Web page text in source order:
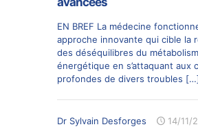
EN BREF La médecine
approche innovante qui cible la
des déséquilibres du
énergétique en s’attaquant aux
profondes de divers troubles
Dr Sylvain Desforges 14/11/